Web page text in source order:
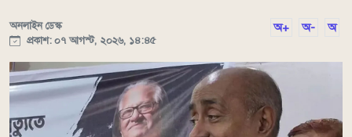
অনলাইন ডেস্ক
প্রকাশ: ০৭ আগস্ট, ২০২৬, ১৪:৪৫
অ+ অ- অ